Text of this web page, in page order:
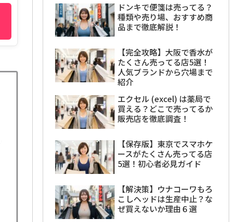
ドンキで便箋は売ってる？
種類や売り場、おすすめ商
品まで徹底解説！
【完全攻略】大阪で香水が
たくさん売ってる店5選！
人気ブランドから穴場まで
紹介
エクセル (excel) は薬局で
買える？どこで売ってるか
販売店を徹底調査！
【保存版】東京でスマホケ
ースがたくさん売ってる店
5選！初心者必見ガイド
【解決策】ウナコーワもろ
こしヘッドは生産中止？な
ぜ買えないか理由６選